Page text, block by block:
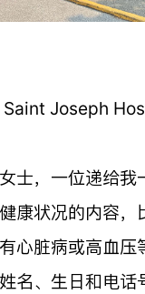
Joseph
士，一位递给我
康状况的内容，
心脏病或高血压
名、生日和电话